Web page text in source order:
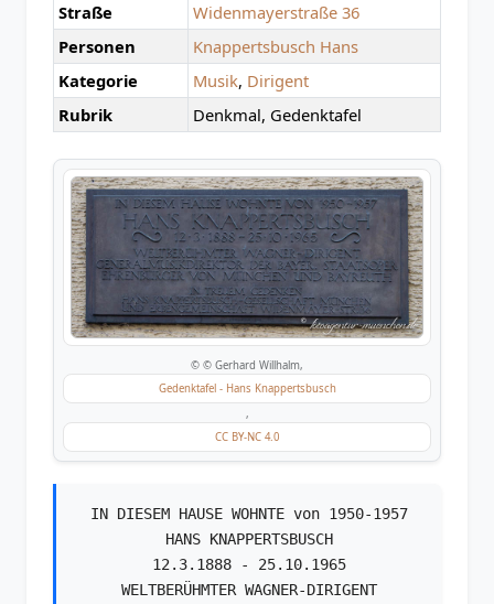
Straße
Widenmayerstraße 36
Personen
Knappertsbusch Hans
Kategorie
Musik, Dirigent
Rubrik
Denkmal, Gedenktafel
© © Gerhard Willhalm,
Gedenktafel - Hans Knappertsbusch
,
CC BY-NC 4.0
IN DIESEM HAUSE WOHNTE von 1950-1957
HANS KNAPPERTSBUSCH
12.3.1888 - 25.10.1965
WELTBERÜHMTER WAGNER-DIRIGENT